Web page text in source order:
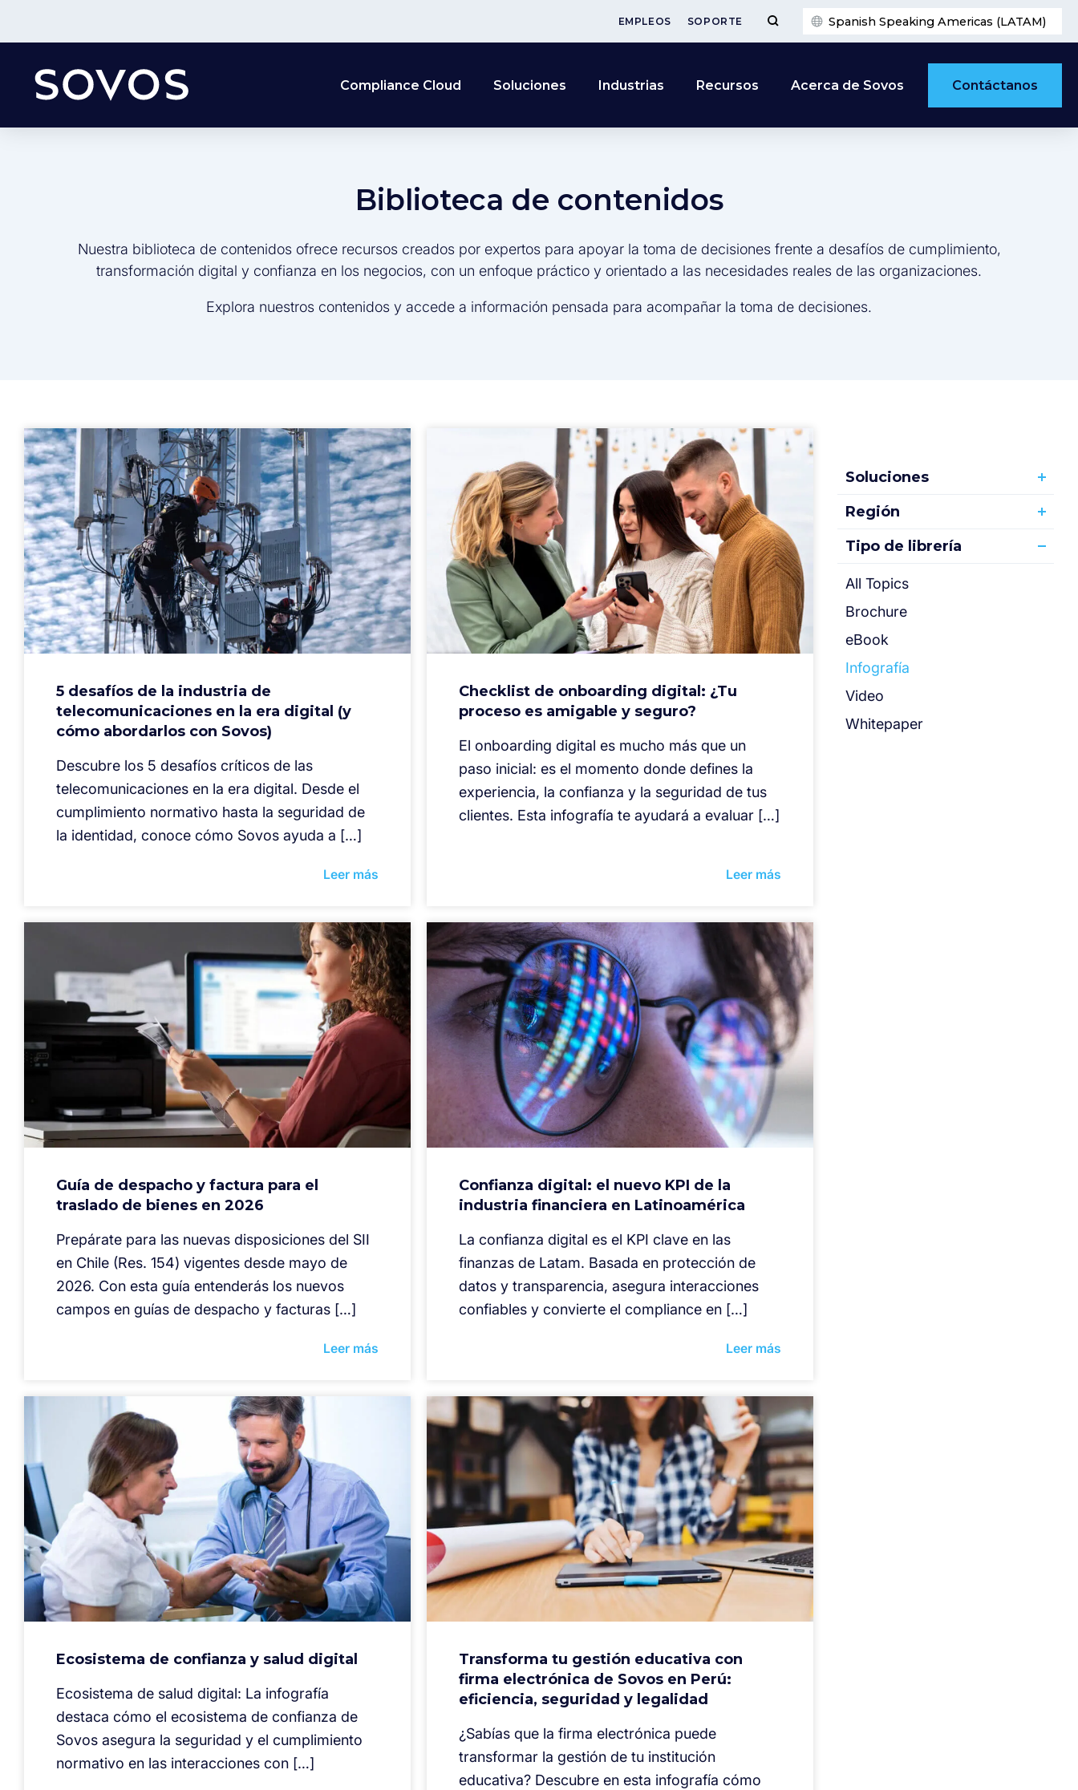
EMPLEOS SOPORTE Spanish Speaking Americas (LATAM)
Compliance Cloud Soluciones Industrias Recursos Acerca de Sovos Contáctanos
Biblioteca de contenidos
Nuestra biblioteca de contenidos ofrece recursos creados por expertos para apoyar la toma de decisiones frente a desafíos de cumplimiento,
transformación digital y confianza en los negocios, con un enfoque práctico y orientado a las necesidades reales de las organizaciones.
Explora nuestros contenidos y accede a información pensada para acompañar la toma de decisiones.
Soluciones
Región
Tipo de librería
All Topics
Brochure
eBook
Infografía
Video
Whitepaper
5 desafíos de la industria de
telecomunicaciones en la era digital (y
cómo abordarlos con Sovos)
Descubre los 5 desafíos críticos de las
telecomunicaciones en la era digital. Desde el
cumplimiento normativo hasta la seguridad de
la identidad, conoce cómo Sovos ayuda a […]
Leer más
Checklist de onboarding digital: ¿Tu
proceso es amigable y seguro?
El onboarding digital es mucho más que un
paso inicial: es el momento donde defines la
experiencia, la confianza y la seguridad de tus
clientes. Esta infografía te ayudará a evaluar […]
Leer más
Guía de despacho y factura para el
traslado de bienes en 2026
Prepárate para las nuevas disposiciones del SII
en Chile (Res. 154) vigentes desde mayo de
2026. Con esta guía entenderás los nuevos
campos en guías de despacho y facturas […]
Leer más
Confianza digital: el nuevo KPI de la
industria financiera en Latinoamérica
La confianza digital es el KPI clave en las
finanzas de Latam. Basada en protección de
datos y transparencia, asegura interacciones
confiables y convierte el compliance en […]
Leer más
Ecosistema de confianza y salud digital
Ecosistema de salud digital: La infografía
destaca cómo el ecosistema de confianza de
Sovos asegura la seguridad y el cumplimiento
normativo en las interacciones con […]
Transforma tu gestión educativa con
firma electrónica de Sovos en Perú:
eficiencia, seguridad y legalidad
¿Sabías que la firma electrónica puede
transformar la gestión de tu institución
educativa? Descubre en esta infografía cómo